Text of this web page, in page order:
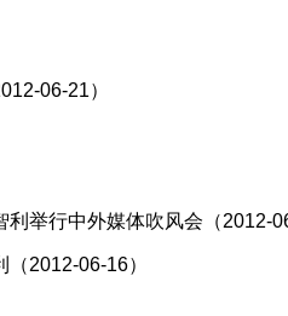
06-21）
举行中外媒体吹风会（2012-
2012-06-16）